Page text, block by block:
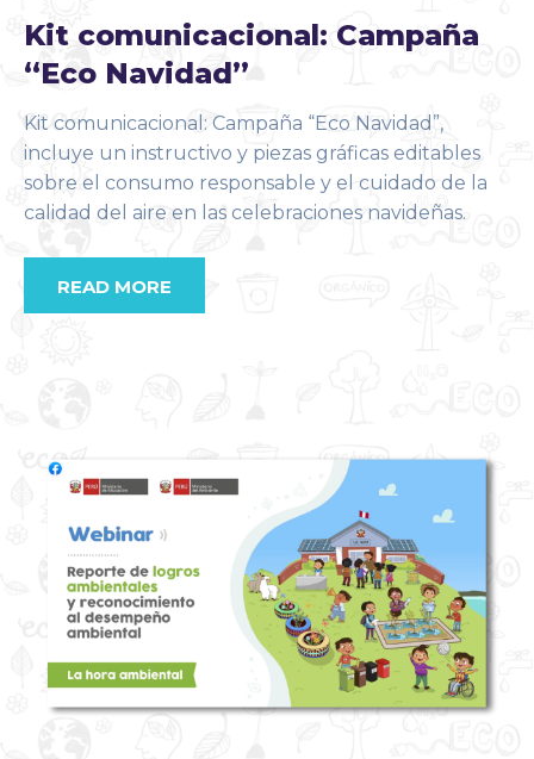
Kit comunicacional: Campaña
“Eco Navidad”
Kit comunicacional: Campaña “Eco Navidad”,
incluye un instructivo y piezas gráficas editables
sobre el consumo responsable y el cuidado de la
calidad del aire en las celebraciones navideñas.
READ MORE